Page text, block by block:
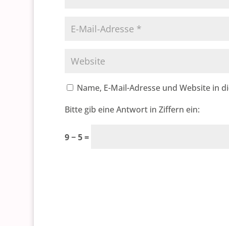
Name, E-Mail-Adresse und Website in
Bitte gib eine Antwort in Ziffern ein:
9 − 5 =